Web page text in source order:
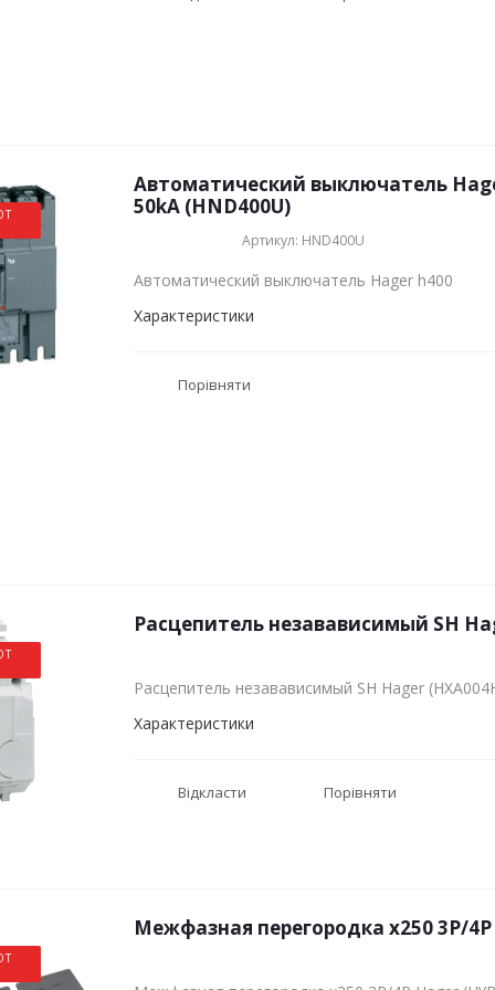
Автоматический выключатель
50kA (HND400U)
Артикул: HND400U
Автоматический выключатель Hager h400
Характеристики
Порівняти
Расцепитель незавависимый SH
Расцепитель незавависимый SH Hager
Характеристики
Відкласти Порівняти
Межфазная перегородка x250 3P/